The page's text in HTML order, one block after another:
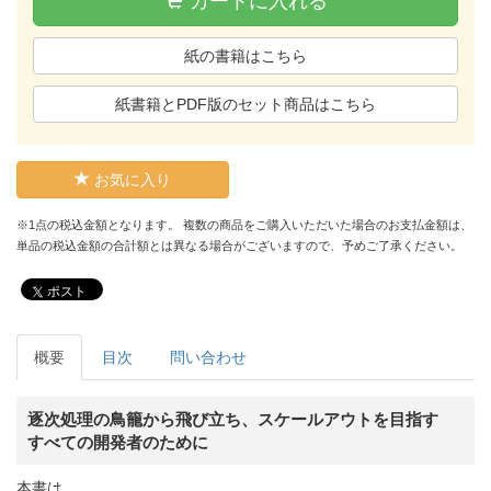
紙の書籍はこちら
紙書籍とPDF版のセット商品はこちら
お気に入り
※1点の税込金額となります。 複数の商品をご購入いただいた場合のお支払金額は、
単品の税込金額の合計額とは異なる場合がございますので、予めご了承ください。
ポスト
概要 目次 問い合わせ
逐次処理の鳥籠から飛び立ち、スケールアウトを目指す
すべての開発者のために
本書は